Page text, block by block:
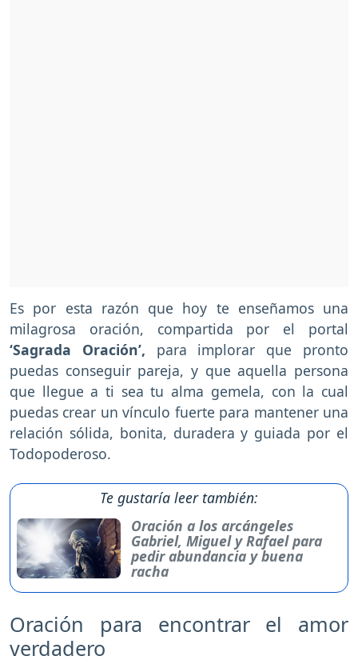
Es por esta razón que hoy te enseñamos una
milagrosa oración, compartida por el portal
‘Sagrada Oración’, para implorar que pronto
puedas conseguir pareja, y que aquella persona
que llegue a ti sea tu alma gemela, con la cual
puedas crear un vínculo fuerte para mantener una
relación sólida, bonita, duradera y guiada por el
Todopoderoso.
Te gustaría leer también:
Oración a los arcángeles
Gabriel, Miguel y Rafael para
pedir abundancia y buena
racha
Oración para encontrar el amor
verdadero